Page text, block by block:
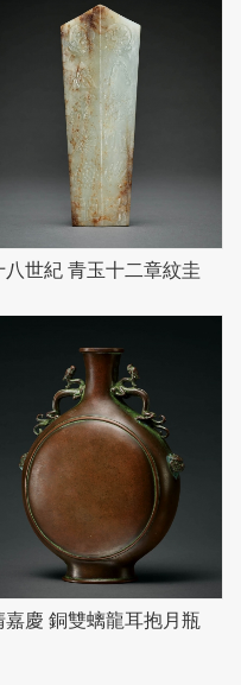
八世紀 青玉十二章紋圭
嘉慶 銅雙螭龍耳抱月瓶